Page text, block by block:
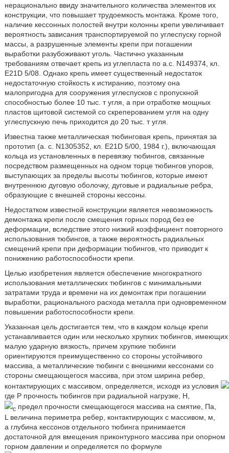
нерационально ввиду значительного количества элементов их
конструкции, что повышает трудоемкость монтажа. Кроме того,
наличие кессонных полостей внутри колонны крепи увеличивает
вероятность зависания транспортируемой по углеспуску горной
массы, а разрушенные элементы крепи при погашении
выработки разубоживают уголь. Частично указанным
требованиям отвечает крепь из углепласта по а.с. N149374, кл.
Е21D 5/08. Однако крепь имеет существенный недостаток
недостаточную стойкость к истиранию, поэтому она
малопригодна для сооружения углеспусков с пропускной
способностью более 10 тыс. т угля, а при отработке мощных
пластов щитовой системой со скреперованием угля на одну
углеспускную печь приходится до 20 тыс. т угля.
Известна также металлическая тюбинговая крепь, принятая за
прототип (а. с. N1305352, кл. Е21D 5/00, 1984 г.), включающая
кольца из установленных в перевязку тюбингов, связанные
посредством размещенных на одном торце тюбингов упоров,
выступающих за пределы высоты тюбингов, которые имеют
внутреннюю дуговую оболочку, дуговые и радиальные ребра,
образующие с внешней стороны кессоны.
Недостатком известной конструкции является невозможность
демонтажа крепи после смещения горных пород без ее
деформации, вследствие этого низкий коэффициент повторного
использования тюбингов, а также вероятность радиальных
смещений крепи при деформации тюбингов, что приводит к
понижению работоспособности крепи.
Целью изобретения является обеспечение многократного
использования металлических тюбингов с минимальными
затратами труда и времени на их демонтаж при погашении
выработки, рационального расхода металла при одновременном
повышении работоспособности крепи.
Указанная цель достигается тем, что в каждом кольце крепи
устанавливается один или несколько хрупких тюбингов, имеющих
малую ударную вязкость, причем хрупкие тюбинги
ориентируются преимущественно со стороны устойчивого
массива, а металлические тюбинги с внешними кессонами со
стороны смещающегося массива, при этом ширина ребер,
контактирующих с массивом, определяется, исходя из условия
где Р прочность тюбингов при радиальной нагрузке, Н,
cпредел прочности смещающегося массива на смятие, Па,
L величина периметра ребер, контактирующих с массивом, м,
а глубина кессонов отдельного тюбинга принимается
достаточной для вмещения приконтурного массива при опорном
горном давлении и определяется по формуле